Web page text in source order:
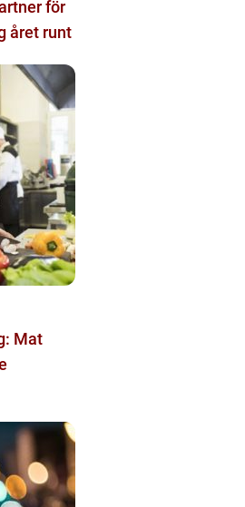
för
året runt
Mat